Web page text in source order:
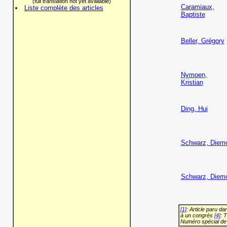
Liste complète des articles
Caramiaux,
Baptiste
Beller, Grégory
Nymoen,
Kristian
Ding, Hui
Schwarz,
Schwarz,
[1]: Article paru
à un congrès [4]:
Numéro spécial